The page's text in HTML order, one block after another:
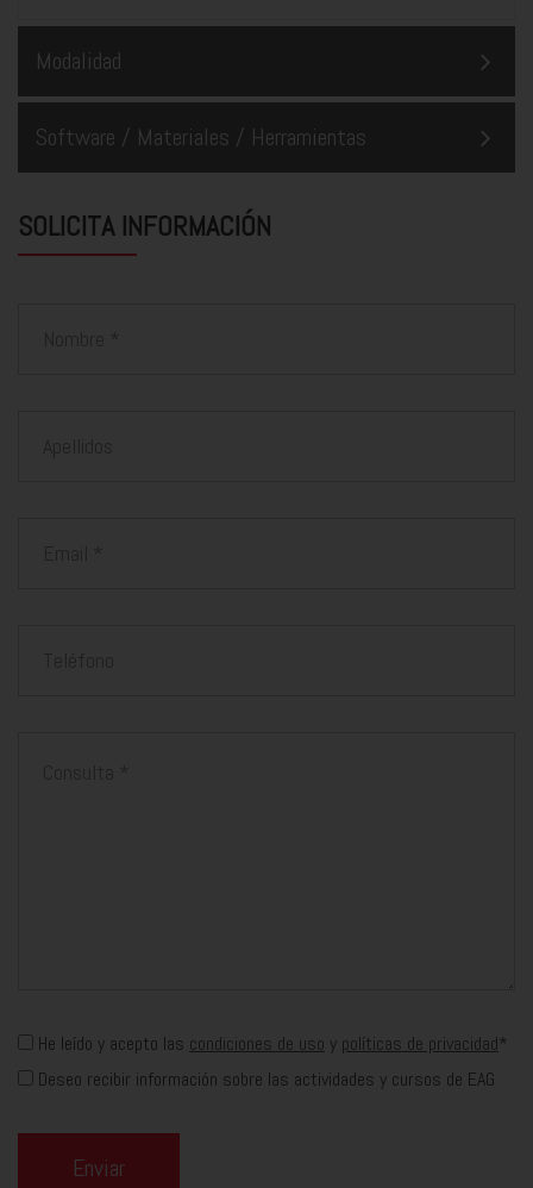
Modalidad
Software / Materiales / Herramientas
SOLICITA INFORMACIÓN
He leído y acepto las condiciones de uso y políticas de privacidad*
Deseo recibir información sobre las actividades y cursos de EAG
Enviar